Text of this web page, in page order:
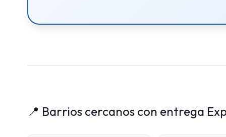
📍 Barrios cercanos con entrega